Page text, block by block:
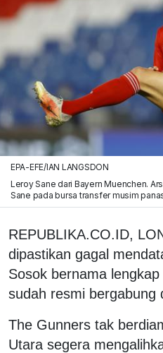
EPA-EFE/IAN LANGSDON
Leroy Sane dari Bayern Muenchen.
Sane pada bursa transfer musim
REPUBLIKA.CO.ID,
dipastikan gagal
Sosok bernama
sudah resmi bergabung
The Gunners tak
Utara segera